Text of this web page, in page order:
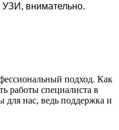
внимательно.
подход. Как
работы специалиста в
нас, ведь поддержка и